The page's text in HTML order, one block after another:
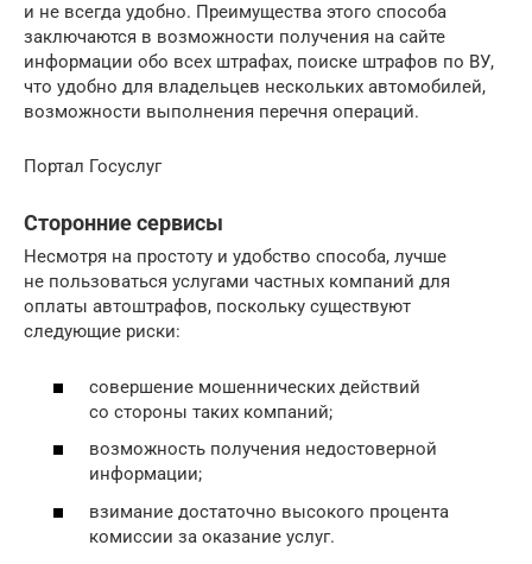
и не всегда удобно. Преимущества этого способа
заключаются в возможности получения на сайте
информации обо всех штрафах, поиске штрафов по ВУ,
что удобно для владельцев нескольких автомобилей,
возможности выполнения перечня операций.
Портал Госуслуг
Сторонние сервисы
Несмотря на простоту и удобство способа, лучше
не пользоваться услугами частных компаний для
оплаты автоштрафов, поскольку существуют
следующие риски:
совершение мошеннических действий
со стороны таких компаний;
возможность получения недостоверной
информации;
взимание достаточно высокого процента
комиссии за оказание услуг.